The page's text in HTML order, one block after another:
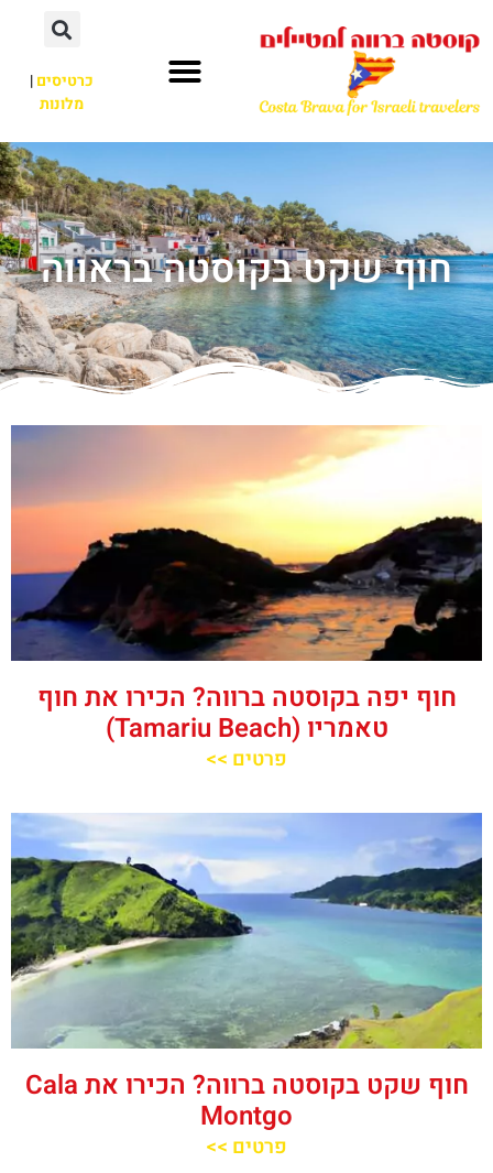
כרטיסים|
מלונות
חוף שקט בקוסטה בראווה
חוף יפה בקוסטה ברווה? הכירו את חוף
טאמריו (Tamariu Beach)
פרטים >>
חוף שקט בקוסטה ברווה? הכירו את ‪‪Cala
Montgo‬‬
פרטים >>